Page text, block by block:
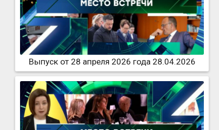
Выпуск от 28 апреля 2026 года 28.04.2026